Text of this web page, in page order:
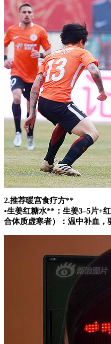
2.推荐暖宫食疗方**
•生姜红糖水**：生姜3–5片+
合体质虚寒者）：温中补血，